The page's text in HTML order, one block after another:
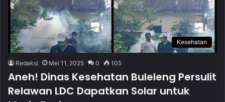
Kesehatan
Redaksi Mei 11, 2025 0 105
Aneh! Dinas Kesehatan Buleleng Persulit
Relawan LDC Dapatkan Solar untuk